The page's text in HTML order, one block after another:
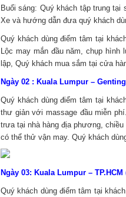
Buổi sáng: Quý khách tập trung
Xe và hướng dẫn đưa quý khách
Quý khách dùng điểm tâm tại
Lộc may mắn đầu năm, chụp
lập, Quý khách mua sắm tại cửa
Ngày 02 : Kuala Lumpur –
Quý khách dùng điểm tâm tại
thư giản với massage đầu miễn
trưa tại nhà hàng địa phương,
có thể thử vận may. Quý khách
Ngày 03: Kuala Lumpur –
Quý khách dùng điểm tâm tại